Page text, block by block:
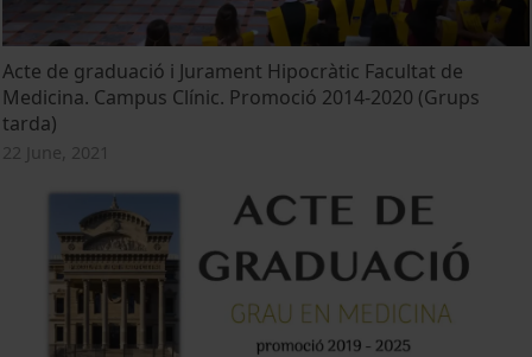
Acte de graduació i Jurament Hipocràtic Facultat de
Medicina. Campus Clínic. Promoció 2014-2020 (Grups
tarda)
22 June, 2021